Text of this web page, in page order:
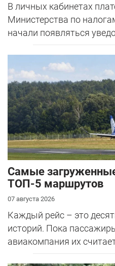
В личных кабинетах
Министерства по
начали появляться
Самые
ТОП-5 маршрутов
07 августа 2026
Каждый рейс – это
историй. Пока
авиакомпания их